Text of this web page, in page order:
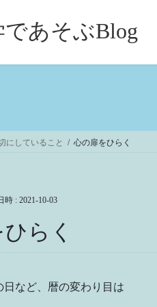
であそぶBlog
にしていること 心の扉をひらく
時 : 2021-10-03
らく
など、暦の変わり目は